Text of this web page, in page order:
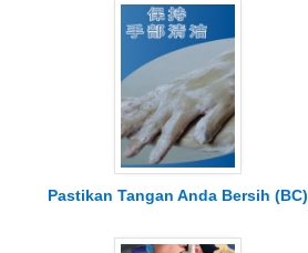
Pastikan Tangan Anda Bersih (BC)